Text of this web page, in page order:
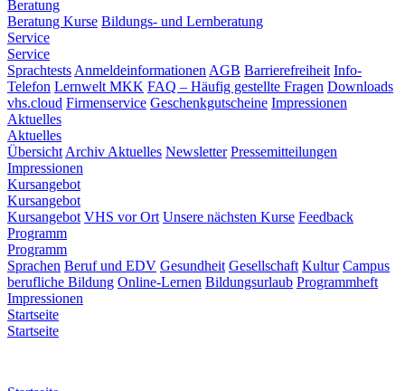
Beratung
Beratung Kurse Bildungs- und Lernberatung
Service
Service
Sprachtests Anmeldeinformationen AGB Barrierefreiheit Info-
Telefon Lernwelt MKK FAQ – Häufig gestellte Fragen Downloads
vhs.cloud Firmenservice Geschenkgutscheine Impressionen
Aktuelles
Aktuelles
Übersicht Archiv Aktuelles Newsletter Pressemitteilungen
Impressionen
Kursangebot
Kursangebot
Kursangebot VHS vor Ort Unsere nächsten Kurse Feedback
Programm
Programm
Sprachen Beruf und EDV Gesundheit Gesellschaft Kultur Campus
berufliche Bildung Online-Lernen Bildungsurlaub Programmheft
Impressionen
Startseite
Startseite